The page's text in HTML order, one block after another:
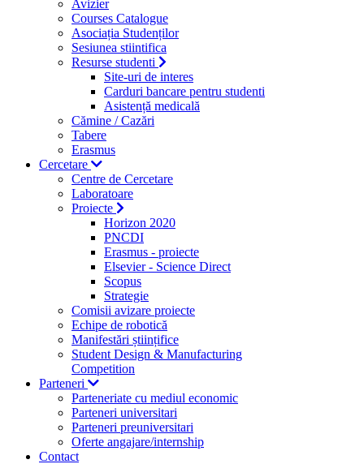
Avizier
Courses Catalogue
Asociația Studenților
Sesiunea stiintifica
Resurse studenti
Site-uri de interes
Carduri bancare pentru studenti
Asistență medicală
Cămine / Cazări
Tabere
Erasmus
Cercetare
Centre de Cercetare
Laboratoare
Proiecte
Horizon 2020
PNCDI
Erasmus - proiecte
Elsevier - Science Direct
Scopus
Strategie
Comisii avizare proiecte
Echipe de robotică
Manifestări științifice
Student Design & Manufacturing
Competition
Parteneri
Parteneriate cu mediul economic
Parteneri universitari
Parteneri preuniversitari
Oferte angajare/internship
Contact